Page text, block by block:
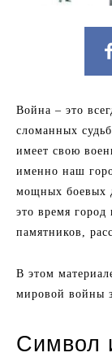
Война – это
сломанных
имеет свою
именно наш
мощных боевых
это время город
памятников,
В этом
мировой войны
Символ